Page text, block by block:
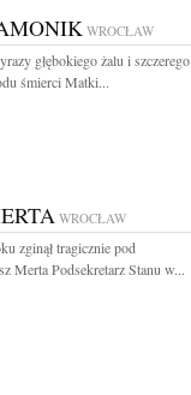
WROCŁAW
głębokiego żalu i szczerego
śmierci Matki...
WROCŁAW
zginął tragicznie pod
Merta Podsekretarz Stanu w...